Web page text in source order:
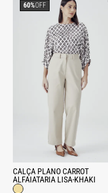
CALÇA PLANO CARROT
ALFAIATARIA LISA-KHAKI
60%OFF